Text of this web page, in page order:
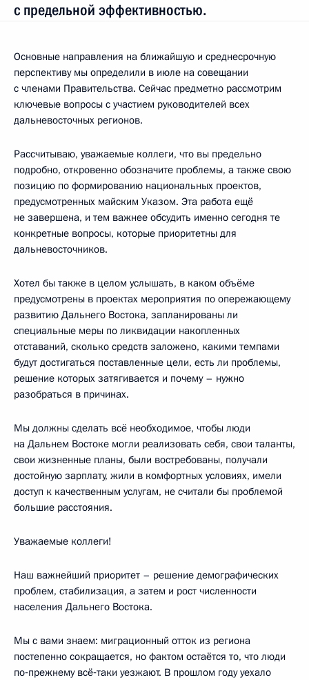
с предельной эффективностью.
Основные направления на ближайшую и среднесрочную
перспективу мы определили в июле на совещании
с членами Правительства. Сейчас предметно рассмотрим
ключевые вопросы с участием руководителей всех
дальневосточных регионов.
Рассчитываю, уважаемые коллеги, что вы предельно
подробно, откровенно обозначите проблемы, а также свою
позицию по формированию национальных проектов,
предусмотренных майским Указом. Эта работа ещё
не завершена, и тем важнее обсудить именно сегодня те
конкретные вопросы, которые приоритетны для
дальневосточников.
Хотел бы также в целом услышать, в каком объёме
предусмотрены в проектах мероприятия по опережающему
развитию Дальнего Востока, запланированы ли
специальные меры по ликвидации накопленных
отставаний, сколько средств заложено, какими темпами
будут достигаться поставленные цели, есть ли проблемы,
решение которых затягивается и почему – нужно
разобраться в причинах.
Мы должны сделать всё необходимое, чтобы люди
на Дальнем Востоке могли реализовать себя, свои таланты,
свои жизненные планы, были востребованы, получали
достойную зарплату, жили в комфортных условиях, имели
доступ к качественным услугам, не считали бы проблемой
большие расстояния.
Уважаемые коллеги!
Наш важнейший приоритет – решение демографических
проблем, стабилизация, а затем и рост численности
населения Дальнего Востока.
Мы с вами знаем: миграционный отток из региона
постепенно сокращается, но фактом остаётся то, что люди
по‑прежнему всё‑таки уезжают. В прошлом году уехало